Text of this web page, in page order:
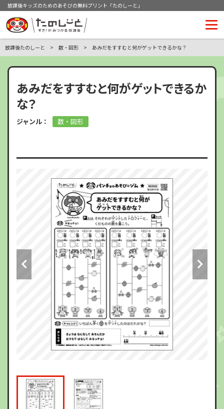
放課後キッズのためのあそびの無料プリント「たのしーと」
放課後たのしーと 数・図形 あみだをすすむと何がゲットできるかな？
あみだをすすむと何がゲットできるか
な？
ジャンル： 数・図形